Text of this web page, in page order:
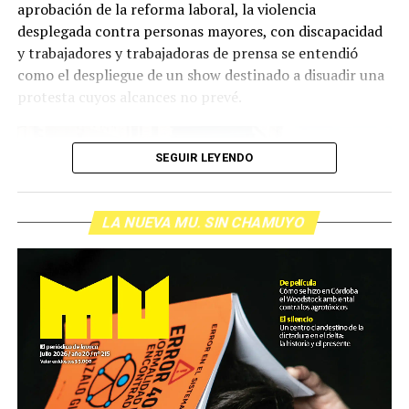
situación del país. Por ejemplo, después de la represión
del 12 de marzo del 2025, cuando las fuerzas de
seguridad casi asesinan a Pablo Grillo de un disparo en la
cabeza, Martínez compartió un posteo: “Qué vergüenza
Silvia y su lata de percusión, sus carteles, su sonrisa
aprobación de la reforma laboral, la violencia
desplegada contra personas mayores, con discapacidad
y trabajadores y trabajadoras de prensa se entendió
como el despliegue de un show destinado a disuadir una
protesta cuyos alcances no prevé.
Foto: lavaca.org
De lo contrario, no puede entenderse el absurdo de
SEGUIR LEYENDO
LA NUEVA MU. SIN CHAMUYO